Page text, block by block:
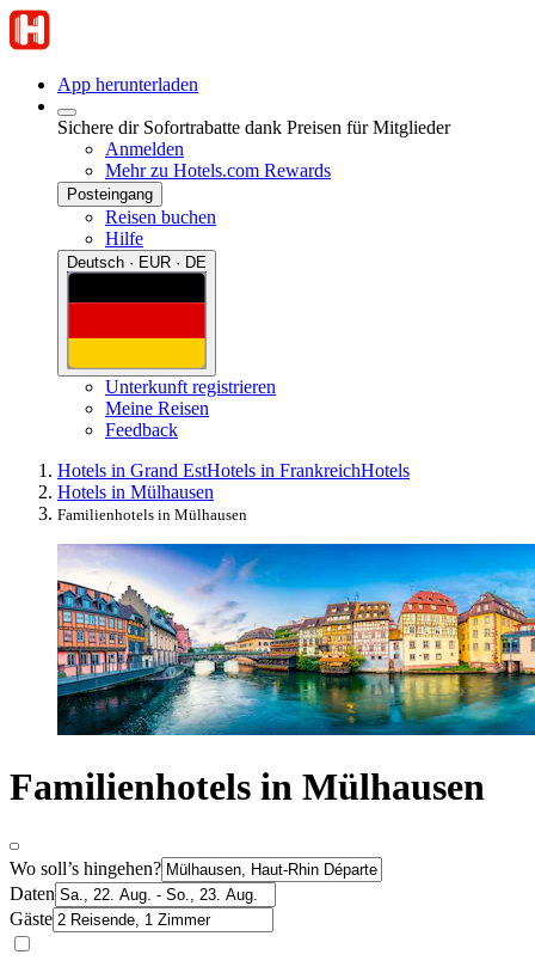
App herunterladen
Sichere dir Sofortrabatte dank Preisen für Mitglieder
Anmelden
Mehr zu Hotels.com Rewards
Posteingang
Reisen buchen
Hilfe
Deutsch · EUR · DE
Unterkunft registrieren
Meine Reisen
Feedback
Hotels in Grand EstHotels in FrankreichHotels
Hotels in Mülhausen
Familienhotels in Mülhausen
Familienhotels in Mülhausen
Wo soll’s hingehen?
Daten
Gäste